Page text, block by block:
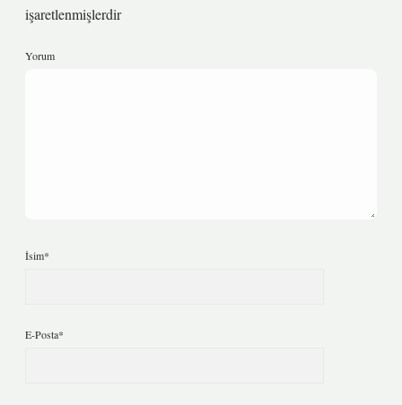
işaretlenmişlerdir
Yorum
İsim*
E-Posta*